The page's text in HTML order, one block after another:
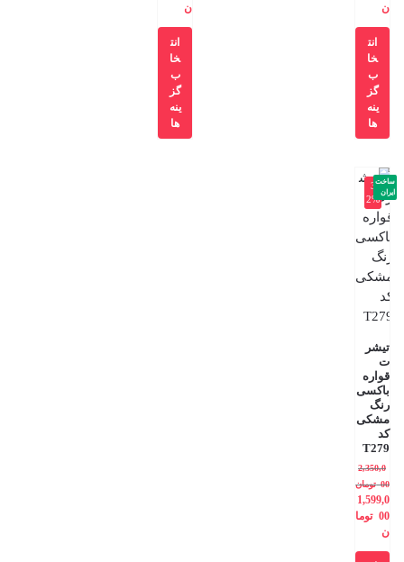
ن
انت
خا
ب
گز
ینه
ها
ن
انت
خا
ب
گز
ینه
ها
-3
2%
تیشر
ت
قواره
باکسی
رنگ
مشکی
کد
T279
2,350,0
00 تومان
1,599,0
00 توما
ن
ساخت
ایران